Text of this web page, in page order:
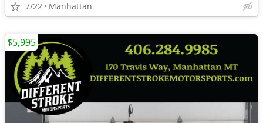
7/22 Manhattan
$5,995